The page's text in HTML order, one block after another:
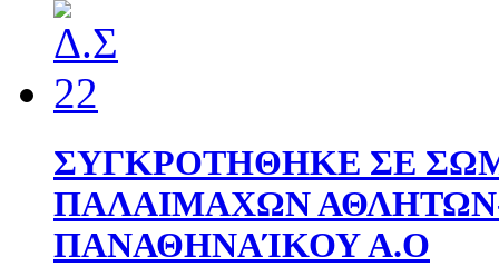
ΣΥΓΚΡΟΤΗΘΗΚΕ ΣΕ
ΠΑΛΑΙΜΑΧΩΝ
ΠΑΝΑΘΗΝΑΊΚΟΥ Α.Ο